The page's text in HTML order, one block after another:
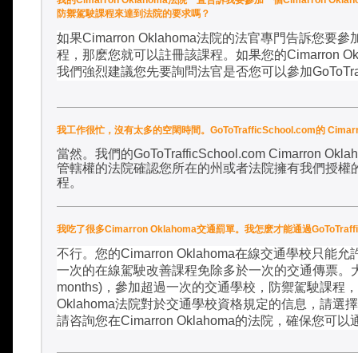
防禦駕駛課程來達到法院的要求嗎？
如果Cimarron Oklahoma法院的法官專門告訴您要參
程，那麽您就可以註冊該課程。如果您的Cimarron
我們強烈建議您先要詢問法官是否您可以參加
我工作很忙，沒有太多的空閑時間。GoToTrafficSchool.com的
當然。我們的GoToTrafficSchool.com Cimarron
管轄權的法院確認您所在的州或者法院擁有我們授權
程。
我吃了很多Cimarron Oklahoma交通罰單。我怎麽才能通過
不行。您的Cimarron Oklahoma在線交通學校只能允
一次的在線駕駛改善課程免除多於一次的交通傳票
months)，參加超過一次的交通學校，防禦駕駛課程
Oklahoma法院對於交通學校資格規定的信息，請選
請咨詢您在Cimarron Oklahoma的法院，確保您可以